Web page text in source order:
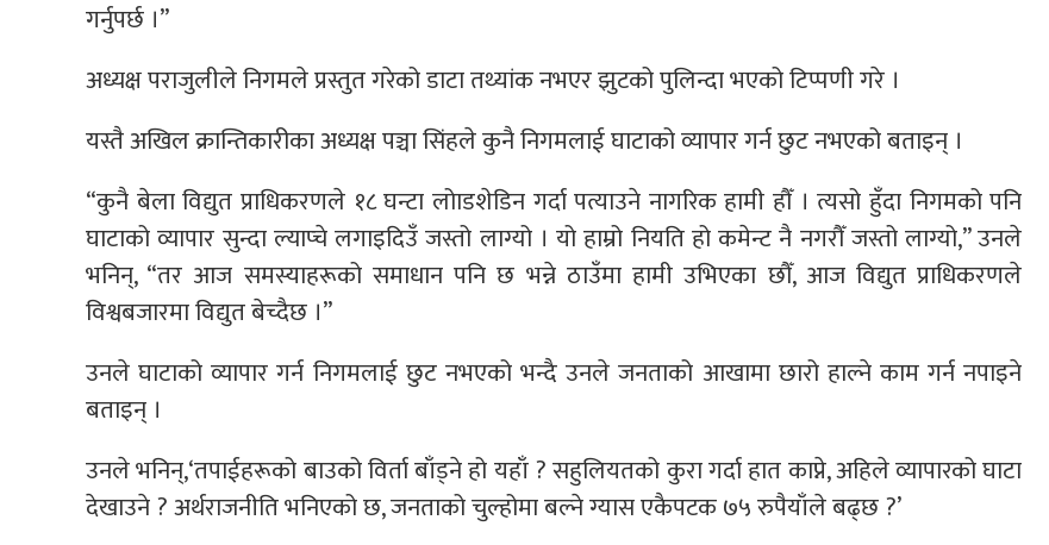
गर्नुपर्छ ।”
अध्यक्ष पराजुलीले निगमले प्रस्तुत गरेको डाटा तथ्यांक नभएर झुटको पुलिन्दा भएको टिप्पणी गरे ।
यस्तै अखिल क्रान्तिकारीका अध्यक्ष पञ्चा सिंहले कुनै निगमलाई घाटाको व्यापार गर्न छुट नभएको बताइन् ।
“कुनै बेला विद्युत प्राधिकरणले १८ घन्टा लोाडशेडिन गर्दा पत्याउने नागरिक हामी हौँ । त्यसो हुँदा निगमको पनि
घाटाको व्यापार सुन्दा ल्याप्चे लगाइदिउँ जस्तो लाग्यो । यो हाम्रो नियति हो कमेन्ट नै नगरौँ जस्तो लाग्यो,” उनले
भनिन्, “तर आज समस्याहरूको समाधान पनि छ भन्ने ठाउँमा हामी उभिएका छौँ, आज विद्युत प्राधिकरणले
विश्वबजारमा विद्युत बेच्दैछ ।”
उनले घाटाको व्यापार गर्न निगमलाई छुट नभएको भन्दै उनले जनताको आखामा छारो हाल्ने काम गर्न नपाइने
बताइन् ।
उनले भनिन्,‘तपाईहरूको बाउको विर्ता बाँड्ने हो यहाँ ? सहुलियतको कुरा गर्दा हात काप्ने, अहिले व्यापारको घाटा
देखाउने ? अर्थराजनीति भनिएको छ, जनताको चुल्होमा बल्ने ग्यास एकैपटक ७५ रुपैयाँले बढ्छ ?’